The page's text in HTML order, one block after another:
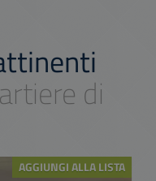
di
AGGIUNGI ALLA LISTA